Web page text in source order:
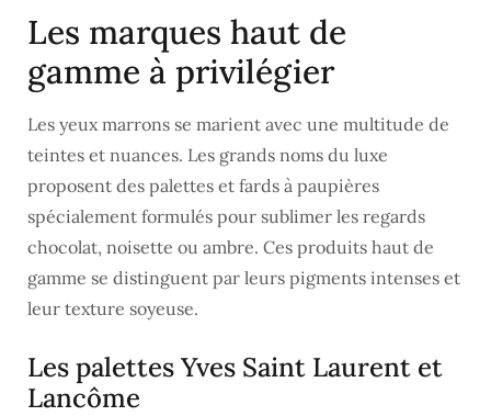
Les marques haut de
gamme à privilégier
Les yeux marrons se marient avec une multitude de
teintes et nuances. Les grands noms du luxe
proposent des palettes et fards à paupières
spécialement formulés pour sublimer les regards
chocolat, noisette ou ambre. Ces produits haut de
gamme se distinguent par leurs pigments intenses et
leur texture soyeuse.
Les palettes Yves Saint Laurent et
Lancôme